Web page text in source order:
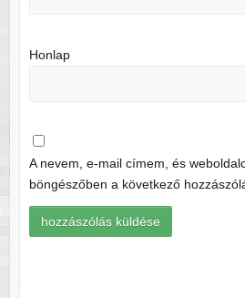
Honlap
A nevem, e-mail címem, és
böngészőben a következő